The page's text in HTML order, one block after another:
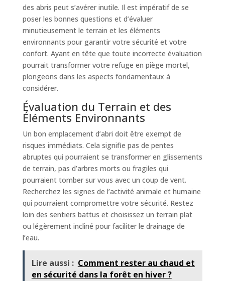
des abris peut s’avérer inutile. Il est impératif de se
poser les bonnes questions et d’évaluer
minutieusement le terrain et les éléments
environnants pour garantir votre sécurité et votre
confort. Ayant en tête que toute incorrecte évaluation
pourrait transformer votre refuge en piège mortel,
plongeons dans les aspects fondamentaux à
considérer.
Évaluation du Terrain et des
Éléments Environnants
Un bon emplacement d’abri doit être exempt de
risques immédiats. Cela signifie pas de pentes
abruptes qui pourraient se transformer en glissements
de terrain, pas d’arbres morts ou fragiles qui
pourraient tomber sur vous avec un coup de vent.
Recherchez les signes de l’activité animale et humaine
qui pourraient compromettre votre sécurité. Restez
loin des sentiers battus et choisissez un terrain plat
ou légèrement incliné pour faciliter le drainage de
l’eau.
Lire aussi : Comment rester au chaud et
en sécurité dans la forêt en hiver ?